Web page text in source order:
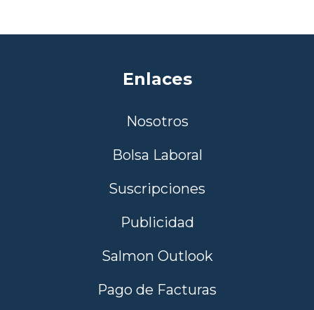
Enlaces
Nosotros
Bolsa Laboral
Suscripciones
Publicidad
Salmon Outlook
Pago de Facturas